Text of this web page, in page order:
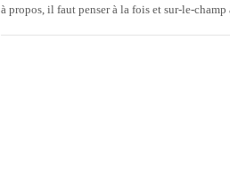
à propos, il faut penser à la fois et sur-le-